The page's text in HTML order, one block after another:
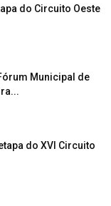
do Circuito Oeste
Municipal de
do XVI Circuito